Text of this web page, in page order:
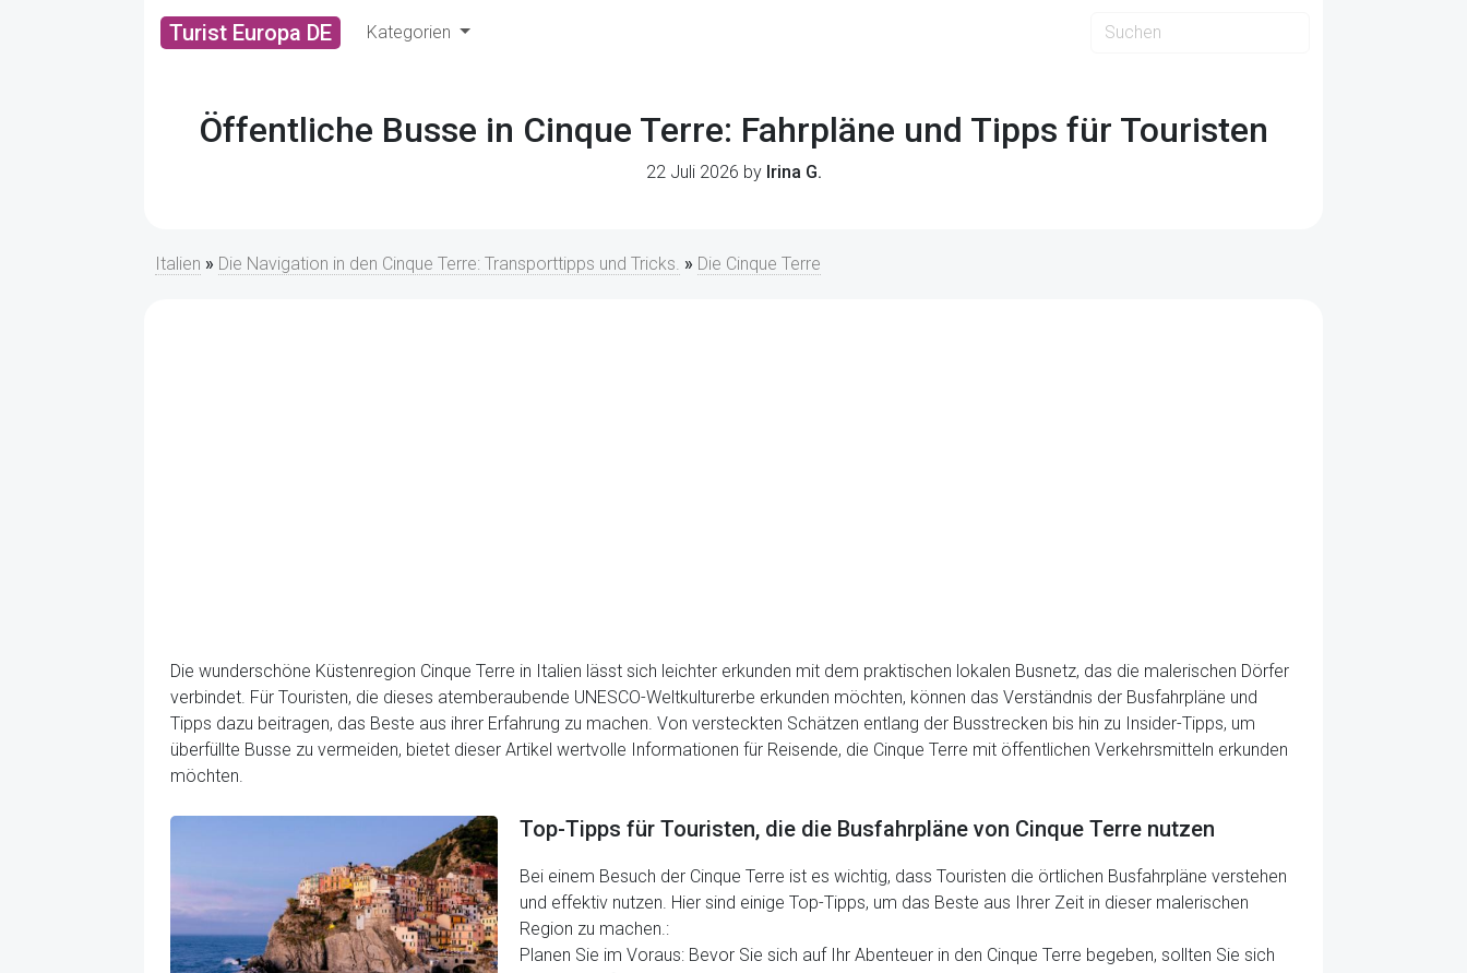
Turist Europa DE Kategorien
Öffentliche Busse in Cinque Terre: Fahrpläne und Tipps für Touristen
22 Juli 2026 by Irina G.
Italien » Die Navigation in den Cinque Terre: Transporttipps und Tricks. » Die Cinque Terre
Die wunderschöne Küstenregion Cinque Terre in Italien lässt sich leichter erkunden mit dem praktischen lokalen Busnetz, das die malerischen Dörfer
verbindet. Für Touristen, die dieses atemberaubende UNESCO-Weltkulturerbe erkunden möchten, können das Verständnis der Busfahrpläne und
Tipps dazu beitragen, das Beste aus ihrer Erfahrung zu machen. Von versteckten Schätzen entlang der Busstrecken bis hin zu Insider-Tipps, um
überfüllte Busse zu vermeiden, bietet dieser Artikel wertvolle Informationen für Reisende, die Cinque Terre mit öffentlichen Verkehrsmitteln erkunden
möchten.
Top-Tipps für Touristen, die die Busfahrpläne von Cinque Terre nutzen
Bei einem Besuch der Cinque Terre ist es wichtig, dass Touristen die örtlichen Busfahrpläne verstehen
und effektiv nutzen. Hier sind einige Top-Tipps, um das Beste aus Ihrer Zeit in dieser malerischen
Region zu machen.:
Planen Sie im Voraus: Bevor Sie sich auf Ihr Abenteuer in den Cinque Terre begeben, sollten Sie sich